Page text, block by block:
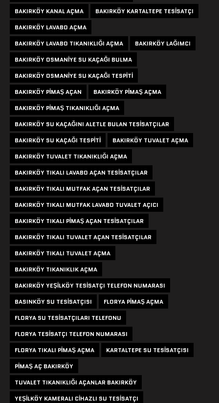
BAKIRKÖY KANAL AÇMA
BAKIRKÖY KARTALTEPE TESISATÇI
BAKIRKÖY LAVABO AÇMA
BAKIRKÖY LAVABO TIKANIKLIĞI AÇMA
BAKIRKÖY LAĞIMCI
BAKIRKÖY OSMANIYE SU KAÇAĞI BULMA
BAKIRKÖY OSMANIYE SU KAÇAĞI TESPITI
BAKIRKÖY PIMAŞ AÇAN
BAKIRKÖY PIMAŞ AÇMA
BAKIRKÖY PIMAŞ TIKANIKLIĞI AÇMA
BAKIRKÖY SU KAÇAĞINI ALETLE BULAN TESISATÇILAR
BAKIRKÖY SU KAÇAĞI TESPITI
BAKIRKÖY TUVALET AÇMA
BAKIRKÖY TUVALET TIKANIKLIĞI AÇMA
BAKIRKÖY TIKALI LAVABO AÇAN TESISATÇILAR
BAKIRKÖY TIKALI MUTFAK AÇAN TESISATÇILAR
BAKIRKÖY TIKALI MUTFAK LAVABO TUVALET AÇICI
BAKIRKÖY TIKALI PIMAŞ AÇAN TESISATÇILAR
BAKIRKÖY TIKALI TUVALET AÇAN TESISATÇILAR
BAKIRKÖY TIKALI TUVALET AÇMA
BAKIRKÖY TIKANIKLIK AÇMA
BAKIRKÖY YEŞILKÖY TESISATÇI TELEFON NUMARASI
BASINKÖY SU TESISATÇISI
FLORYA PIMAŞ AÇMA
FLORYA SU TESISATÇILARI TELEFONU
FLORYA TESISATÇI TELEFON NUMARASI
FLORYA TIKALI PIMAŞ AÇMA
KARTALTEPE SU TESISATÇISI
PIMAŞ AÇ BAKIRKÖY
TUVALET TIKANIKLIĞI AÇANLAR BAKIRKÖY
YEŞILKÖY KAMERALI CIHAZLI SU TESISATÇI